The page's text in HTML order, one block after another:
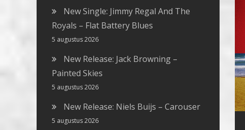
New Single: Jimmy Regal And The
Royals – Flat Battery Blues
5 augustus 2026
New Release: Jack Browning –
Painted Skies
5 augustus 2026
New Release: Niels Buijs – Carouser
5 augustus 2026